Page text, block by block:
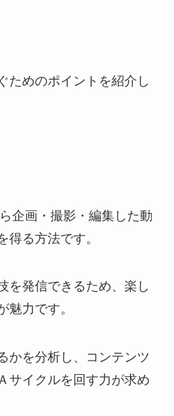
ためのポイントを紹介し
企画・撮影・編集した動
得る方法です。
を発信できるため、楽し
魅力です。
かを分析し、コンテンツ
サイクルを回す力が求め